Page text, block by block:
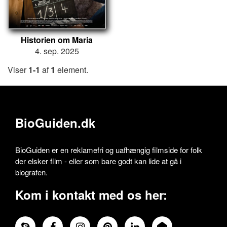
Historien om Maria
4. sep. 2025
Viser1-1 af1 element.
BioGuiden.dk
BioGuiden er en reklamefri og uafhængig filmside for folk
der elsker film - eller som bare godt kan lide at gå i
biografen.
Kom i kontakt med os her: